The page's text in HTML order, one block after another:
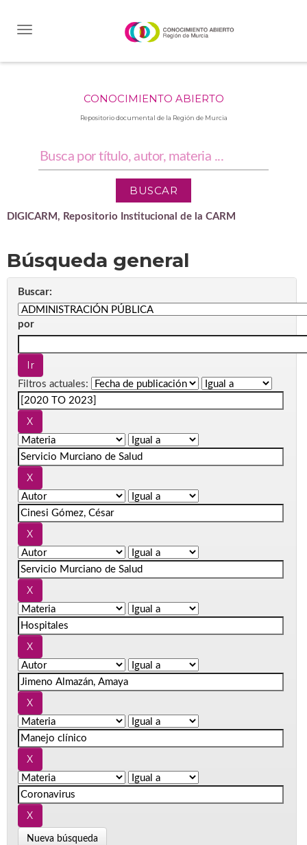
CONOCIMIENTO ABIERTO
Repositorio documental de la Región de Murcia
DIGICARM, Repositorio Institucional de la CARM
Búsqueda general
Buscar:
por
Filtros actuales:
Nueva búsqueda